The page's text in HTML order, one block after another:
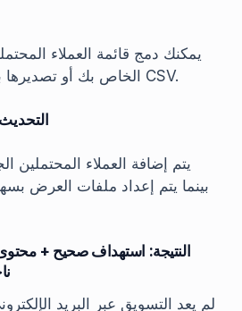
يمكنك دمج قائمة العملاء
مع نظام CRM الخاص بك أو تصديرها بتنسيق CSV.
يتم إضافة العملاء المحتملين
بينما يتم إعداد ملفات العرض
النتيجة: استهداف صحيح +
لم يعد التسويق عبر البريد